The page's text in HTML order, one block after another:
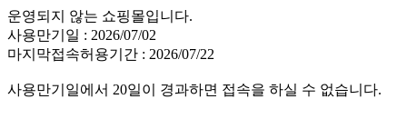
운영되지 않는 쇼핑몰입니다.
사용만기일 : 2026/07/02
마지막접속허용기간 : 2026/07/22
사용만기일에서 20일이 경과하면 접속을 하실 수 없습니다.